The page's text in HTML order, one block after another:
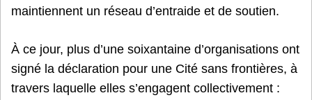
maintiennent un réseau d’entraide et de soutien.
À ce jour, plus d’une soixantaine d’organisations ont
signé la déclaration pour une Cité sans frontières, à
travers laquelle elles s’engagent collectivement :